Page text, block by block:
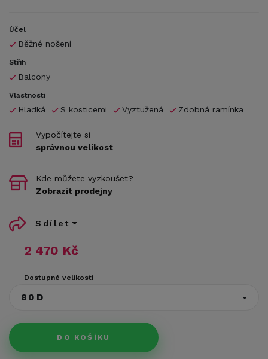
Účel
Běžné nošení
Střih
Balcony
Vlastnosti
Hladká S kosticemi Vyztužená Zdobná ramínka
2 470 Kč
Dostupné velikosti
80D
DO KOŠÍKU
Vypočítejte si
správnou velikost
Kde můžete vyzkoušet?
Zobrazit prodejny
Sdílet